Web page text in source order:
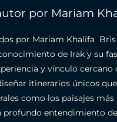
por Mariam
por Mariam Khalifa
de Irak y su
y vínculo cercano
itinerarios únicos
como los paisajes
profundo entendimiento